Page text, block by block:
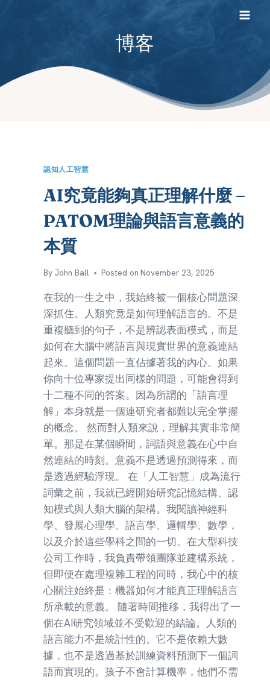
博客
認知人工智慧
AI究竟能夠真正理解什麼 –
PATOM理論與語言意義的
本質
By John Ball Posted on November 23, 2025
在我的一生之中，我始終被一個核心問題深
深抓住。人類究竟是如何理解語言的。不是
重複聽到的句子，不是辨認表面模式，而是
如何在大腦中將語言與現實世界的意義連結
起來。這個問題一直佔據著我的內心。如果
你向十位專家提出同樣的問題，可能會得到
十二種不同的答案。因為所謂的「語言理
解」本身就是一個連研究者都難以完全掌握
的概念。 然而對人類來說，理解其實非常簡
單。那是在某個瞬間，詞語與意義在心中自
然連結的時刻。意義不是透過預測得來，而
是透過經驗浮現。 在「人工智慧」成為流行
詞彙之前，我就已經開始研究記憶結構、認
知模式與人類大腦的架構。我閱讀神經科
學、發展心理學、語言學、邏輯學、數學，
以及介於這些學科之間的一切。在大型科技
公司工作時，我負責帶領團隊並建構系統，
但即便在處理複雜工程的同時，我心中的核
心關注始終是：機器如何才能真正理解語言
所承載的意義。 隨著時間推移，我得出了一
個在AI研究領域並不受歡迎的結論。人類的
語言能力不是統計性的。它不是依賴大數
據，也不是透過基於訓練資料預測下一個詞
語而實現的。孩子不會計算機率，他們不需